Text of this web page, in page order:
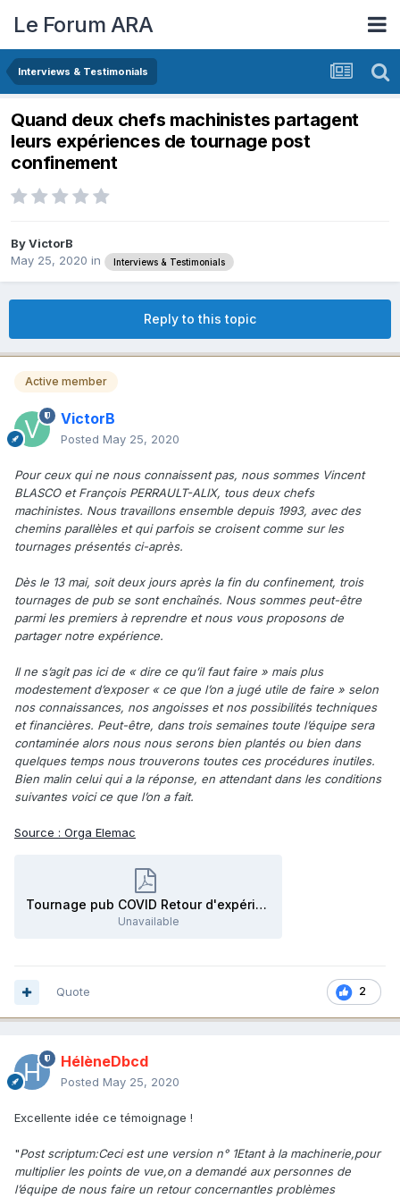
Le Forum ARA
Interviews & Testimonials
Quand deux chefs machinistes partagent
leurs expériences de tournage post
confinement
ByVictorB
May 25, 2020 in Interviews & Testimonials
Reply to this topic
Active member
VictorB
Posted May 25, 2020
Pour ceux qui ne nous connaissent pas, nous sommes Vincent
BLASCO et François PERRAULT-ALIX, tous deux chefs
machinistes. Nous travaillons ensemble depuis 1993, avec des
chemins parallèles et qui parfois se croisent comme sur les
tournages présentés ci-après.
Dès le 13 mai, soit deux jours après la fin du confinement, trois
tournages de pub se sont enchaînés. Nous sommes peut-être
parmi les premiers à reprendre et nous vous proposons de
partager notre expérience.
Il ne s’agit pas ici de « dire ce qu’il faut faire » mais plus
modestement d’exposer « ce que l’on a jugé utile de faire » selon
nos connaissances, nos angoisses et nos possibilités techniques
et financières. Peut-être, dans trois semaines toute l’équipe sera
contaminée alors nous nous serons bien plantés ou bien dans
quelques temps nous trouverons toutes ces procédures inutiles.
Bien malin celui qui a la réponse, en attendant dans les conditions
suivantes voici ce que l’on a fait.
Source : Orga Elemac
Tournage pub COVID Retour d'expérience.pdf
Unavailable
2
Quote
HélèneDbcd
Posted May 25, 2020
Excellente idée ce témoignage !
"Post scriptum:Ceci est une version n° 1Etant à la machinerie,pour
multiplier les points de vue,on a demandé aux personnes de
l’équipe de nous faire un retour concernantles problèmes